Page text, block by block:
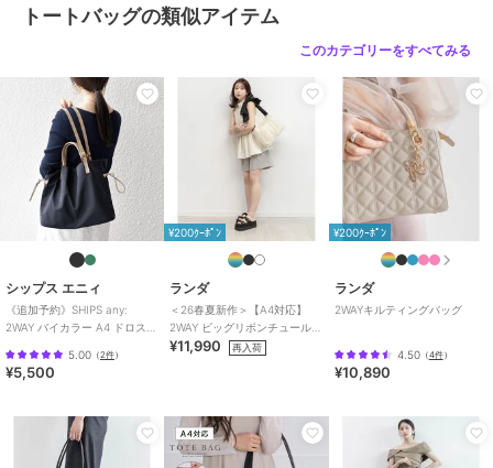
/軽量 700ｇ以下
旅行・出張対応
リボン/ キルティング/
大(幅31～45cm以下)
ビジネス/
カジュアル/ポケット5箇所以上
軽量 700ｇ以下/ Ａ４収納可/
旅行・出張対応
原産国 中国製
トートバッグの類似アイテム
このカテゴリーをすべてみる
シップス エニィ
《追加予約》SHIPS any:
2WAY バイカラー A4 ドロスト
5.00 （2件）
¥5,500
¥200ｸｰﾎﾟﾝ
ランダ
＜26春夏新作＞【A4対応】
2WAY ビッグリボンチュールト
ートバッグ
¥11,990 再入荷
¥200ｸｰﾎﾟﾝ
ランダ
2WAYキルティングバッグ
4.50（4件）
¥10,890